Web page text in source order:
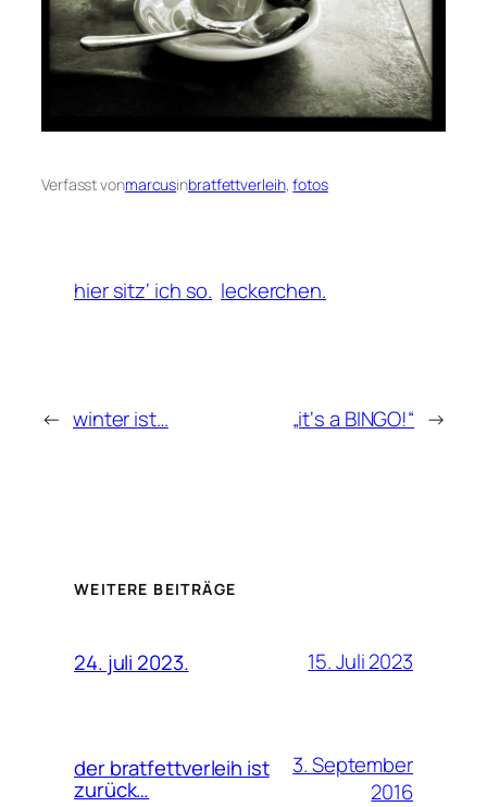
Verfasst vonmarcusinbratfettverleih, fotos
hier sitz‘ ich so. leckerchen.
← winter ist… „it‘s a BINGO!“ →
WEITERE BEITRÄGE
24. juli 2023. 15. Juli 2023
der bratfettverleih ist
zurück…
3. September
2016